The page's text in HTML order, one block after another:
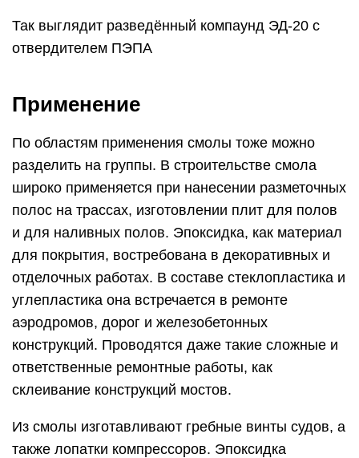
Так выглядит разведённый компаунд ЭД-20 с
отвердителем ПЭПА
Применение
По областям применения смолы тоже можно
разделить на группы. В строительстве смола
широко применяется при нанесении разметочных
полос на трассах, изготовлении плит для полов
и для наливных полов. Эпоксидка, как материал
для покрытия, востребована в декоративных и
отделочных работах. В составе стеклопластика и
углепластика она встречается в ремонте
аэродромов, дорог и железобетонных
конструкций. Проводятся даже такие сложные и
ответственные ремонтные работы, как
склеивание конструкций мостов.
Из смолы изготавливают гребные винты судов, а
также лопатки компрессоров. Эпоксидка